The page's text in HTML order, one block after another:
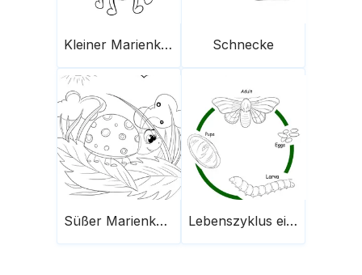
Kleiner Marienkäfer Schnecke
Süßer Marienkäfer Lebenszyklus einer Seidenraupe